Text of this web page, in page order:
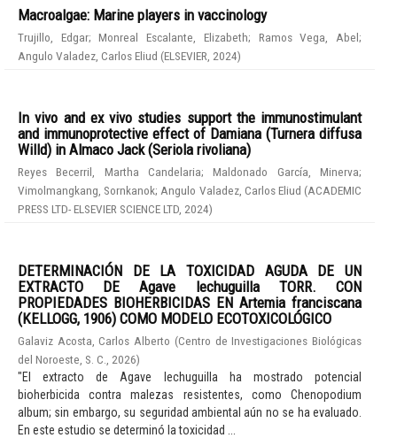
Macroalgae: Marine players in vaccinology
Trujillo, Edgar;Monreal Escalante, Elizabeth; Ramos Vega, Abel;
Angulo Valadez, Carlos Eliud (ELSEVIER 2024)
In vivo and ex vivo studies support the immunostimulant
and immunoprotective effect of Damiana (Turnera diffusa
Willd) in Almaco Jack (Seriola rivoliana)
Reyes Becerril, Martha Candelaria;Maldonado García, Minerva;
Vimolmangkang, Sornkanok; Angulo Valadez, Carlos Eliud (ACADEMIC
PRESS LTD- ELSEVIER SCIENCE LTD 2024)
DETERMINACIÓN DE LA TOXICIDAD AGUDA DE UN
EXTRACTO DE Agave lechuguilla TORR. CON
PROPIEDADES BIOHERBICIDAS EN Artemia franciscana
(KELLOGG, 1906) COMO MODELO ECOTOXICOLÓGICO
Galaviz Acosta, Carlos Alberto (Centro de Investigaciones Biológicas
del Noroeste, S. C.
2026)
"El extracto de Agave lechuguilla ha mostrado potencial
bioherbicida contra malezas resistentes, como Chenopodium
album; sin embargo, su seguridad ambiental aún no se ha evaluado.
En este estudio se determinó la toxicidad ...